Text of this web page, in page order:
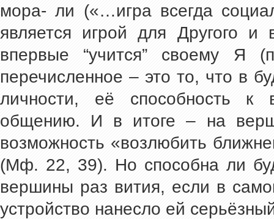
мора- ли («…игра всегда
является игрой для Другого и
впервые “учится” своему Я
перечисленное – это то, что в
личности, её способность к
общению. И в итоге – на
возможность «возлюбить
(Мф. 22, 39). Но способна ли
вершины раз вития, если в
устройство нанесло ей